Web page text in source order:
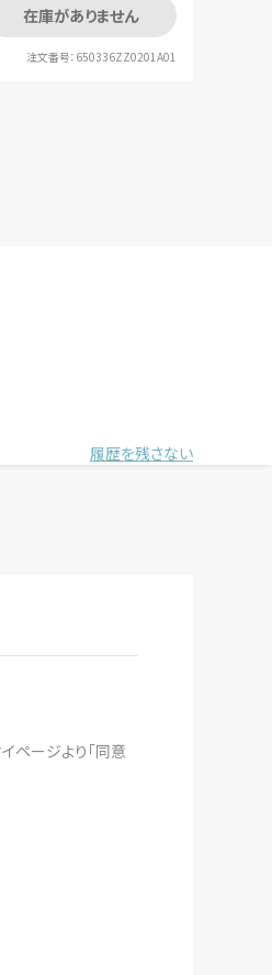
在庫がありません
注文番号：650336ZZ0201A01
履歴を残さない
ページより「同意